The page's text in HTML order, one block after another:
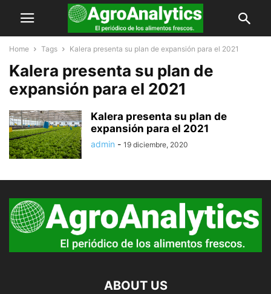
Home Tags Kalera presenta su plan de expansión para el 2021
Kalera presenta su plan de
expansión para el 2021
Kalera presenta su plan de
expansión para el 2021
admin - 19 diciembre, 2020
ABOUT US